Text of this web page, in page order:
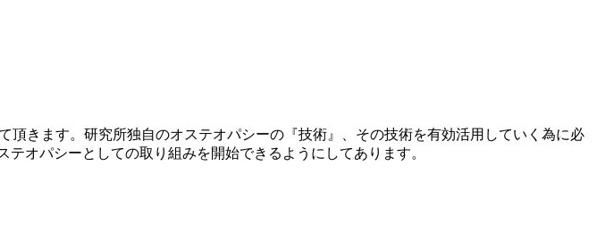
頂きます。 研究所独自のオステオパシーの『技術』、その技術を有効活用していく為に必
オパシーとしての取り組みを開始できるようにしてあります。